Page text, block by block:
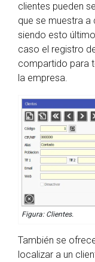
clientes pueden
que se muestra a
siendo esto
caso el registro
compartido para
la empresa.
Figura: Clientes.
También se
localizar a un